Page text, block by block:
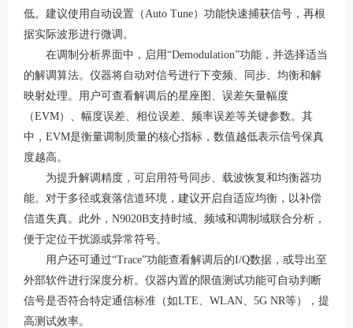
低。建议使用自动设置（Auto Tune）功能快速捕获信号，再根
据实际波形进行微调。
在调制分析界面中，启用“Demodulation”功能，并选择适当
的解调算法。仪器将自动对信号进行下变频、同步、均衡和解
映射处理。用户可查看解调后的星座图、误差矢量幅度
（EVM）、幅度误差、相位误差、频率误差等关键参数。其
中，EVM是衡量调制质量的核心指标，数值越低表示信号保真
度越高。
为提升解调精度，可启用符号同步、载波恢复和均衡器功
能。对于多径或衰落信道环境，建议开启自适应均衡，以补偿
信道失真。此外， N9020B支持时域、频域和调制域联合分析，
便于定位干扰源或异常符号。
用户还可通过“Trace”功能查看解调后的I/Q数据，或导出至
外部软件进行深度分析。仪器内置的限值测试功能可自动判断
信号是否符合特定通信标准（如LTE、WLAN、5G NR等），提
高测试效率。